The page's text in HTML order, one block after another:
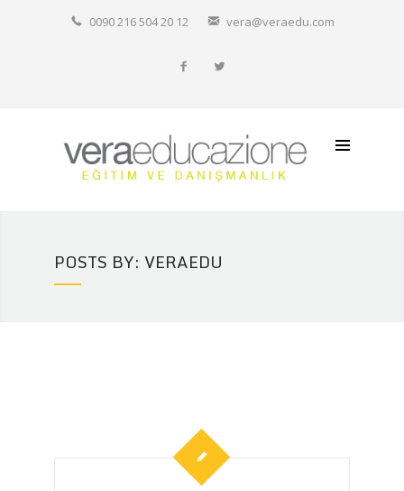
Hakkımızda
Diğer İtalyan Okulları
0090 216 504 20 12 vera@veraedu.com
POSTS BY: VERAEDU